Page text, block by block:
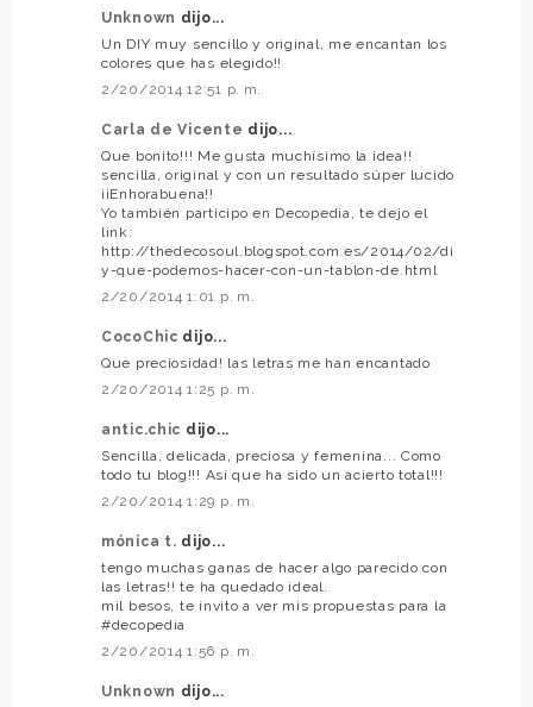
Unknown dijo...
Un DIY muy sencillo y original, me encantan los
colores que has elegido!!
2/20/2014 12:51 p. m.
Carla de Vicente dijo...
Que bonito!!! Me gusta muchísimo la idea!!
sencilla, original y con un resultado súper lucido
¡¡Enhorabuena!!
Yo también participo en Decopedia, te dejo el
link:
http://thedecosoul.blogspot.com.es/2014/02/di
y-que-podemos-hacer-con-un-tablon-de.html
2/20/2014 1:01 p. m.
CocoChic dijo...
Que preciosidad! las letras me han encantado
2/20/2014 1:25 p. m.
antic.chic dijo...
Sencilla, delicada, preciosa y femenina... Como
todo tu blog!!! Así que ha sido un acierto total!!!
2/20/2014 1:29 p. m.
mónica t. dijo...
tengo muchas ganas de hacer algo parecido con
las letras!! te ha quedado ideal.
mil besos, te invito a ver mis propuestas para la
#decopedia
2/20/2014 1:56 p. m.
Unknown dijo...